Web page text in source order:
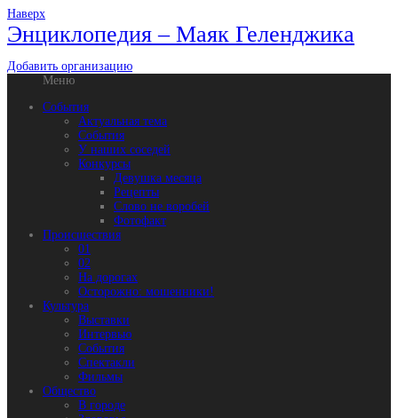
Наверх
Энциклопедия – Маяк Геленджика
Добавить организацию
Меню
События
Актуальная тема
События
У наших соседей
Конкурсы
Девушка месяца
Рецепты
Слово не воробей
Фотофакт
Происшествия
01
02
На дорогах
Осторожно: мошенники!
Культура
Выставки
Интервью
События
Спектакли
Фильмы
Общество
В городе